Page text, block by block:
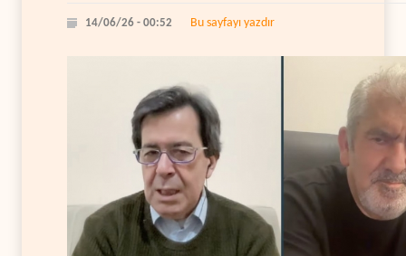
14/06/26 - 00:52 Bu sayfayı yazdır